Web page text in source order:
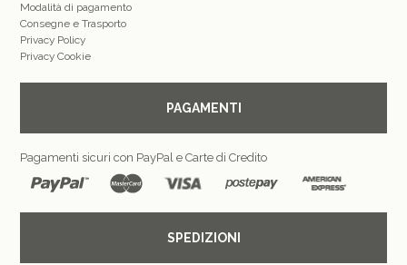
Modalità di pagamento
Consegne e Trasporto
Privacy Policy
Privacy Cookie
PAGAMENTI
Pagamenti sicuri con PayPal e Carte di Credito
SPEDIZIONI